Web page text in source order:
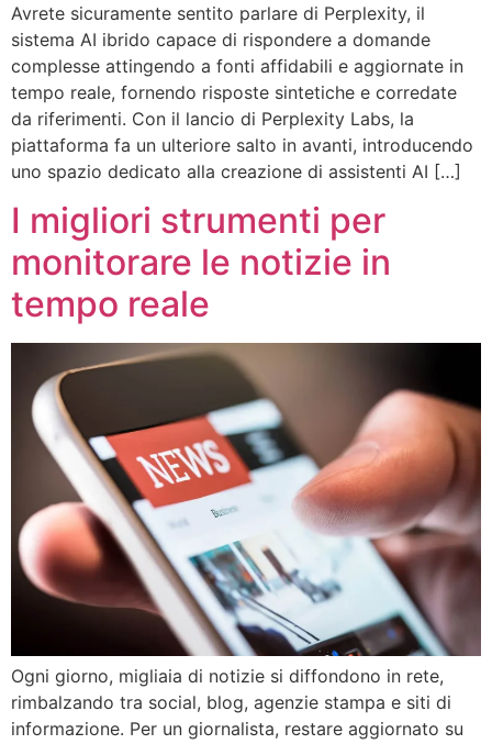
Avrete sicuramente sentito parlare di Perplexity, il
sistema AI ibrido capace di rispondere a domande
complesse attingendo a fonti affidabili e aggiornate in
tempo reale, fornendo risposte sintetiche e corredate
da riferimenti. Con il lancio di Perplexity Labs, la
piattaforma fa un ulteriore salto in avanti, introducendo
uno spazio dedicato alla creazione di assistenti AI […]
I migliori strumenti per
monitorare le notizie in
tempo reale
Ogni giorno, migliaia di notizie si diffondono in rete,
rimbalzando tra social, blog, agenzie stampa e siti di
informazione. Per un giornalista, restare aggiornato su